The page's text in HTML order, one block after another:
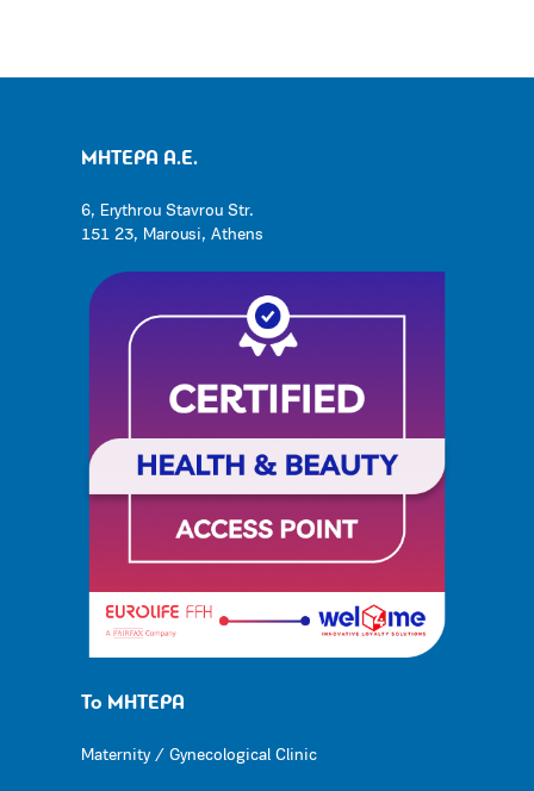
ΜΗΤΕΡΑ Α.Ε.
6, Erythrou Stavrou Str.
151 23, Marousi, Athens
Το ΜΗΤΕΡΑ
Maternity / Gynecological Clinic